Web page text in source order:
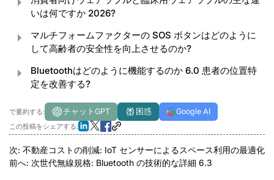
いは何ですか 2026?
マルチフォームファクターの SOS ボタンはどのように
して高齢者の安全性を向上させるのか?
Bluetoothはどのように機能するのか 6.0 患者の位置特
定を改善する?
で要約する: チャットGPT 困惑 Google AI
この投稿をシェアする:
次: 不動産コストの削減: IoT センサーによるスペース利用の最適化
前へ: 次世代無線規格: Bluetooth の技術的な詳細 6.3